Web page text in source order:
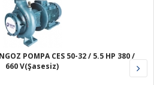
MONOBLOK SALYANGOZ POMPA CES 50-